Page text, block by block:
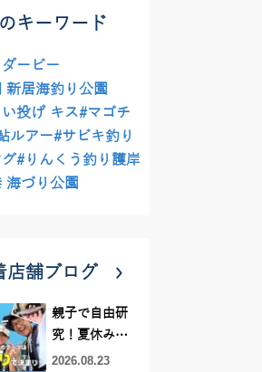
キーワード
ービー
新居海釣り公園
投げ キス#マゴチ
ルアー#サビキ釣り
#りんくう釣り護岸
海づり公園
店舗ブログ
親子で自由研
究！夏休みに
釣りデビュー
2026.08.23